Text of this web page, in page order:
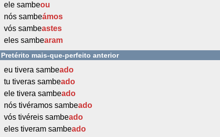
ele sambeou
nós sambeámos
vós sambeastes
eles sambearam
Pretérito mais-que-perfeito anterior
eu tivera sambeado
tu tiveras sambeado
ele tivera sambeado
nós tivéramos sambeado
vós tivéreis sambeado
eles tiveram sambeado